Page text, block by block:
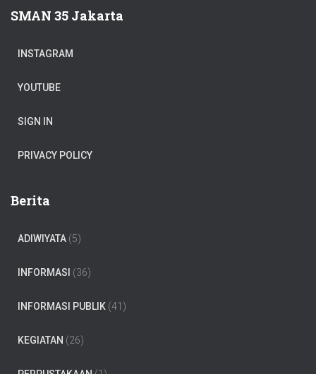
SMAN 35 Jakarta
INSTAGRAM
YOUTUBE
SIGN IN
PRIVACY POLICY
Berita
ADIWIYATA (5)
INFORMASI (36)
INFORMASI PUBLIK (41)
KEGIATAN (26)